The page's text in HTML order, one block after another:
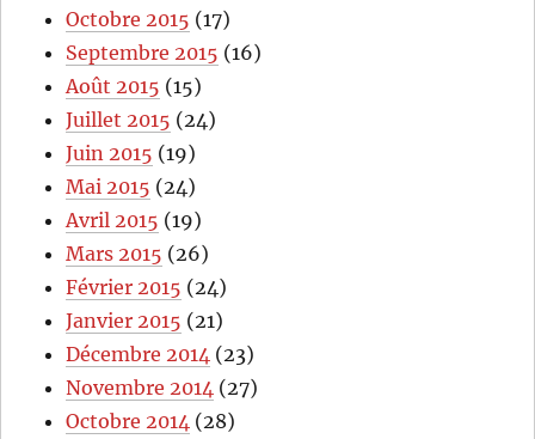
Octobre 2015 (17)
Septembre 2015 (16)
Août 2015 (15)
Juillet 2015 (24)
Juin 2015 (19)
Mai 2015 (24)
Avril 2015 (19)
Mars 2015 (26)
Février 2015 (24)
Janvier 2015 (21)
Décembre 2014 (23)
Novembre 2014 (27)
Octobre 2014 (28)